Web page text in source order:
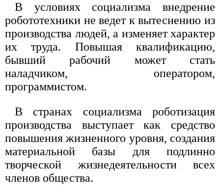
В условиях социализма внедрение
робототехники не ведет к вытеснению из
производства людей, а изменяет характер
их труда. Повышая квалификацию,
бывший рабочий может стать
наладчиком, оператором,
программистом.
В странах социализма роботизация
производства выступает как средство
повышения жизненного уровня, создания
материальной базы для подлинно
творческой жизнедеятельности всех
членов общества.